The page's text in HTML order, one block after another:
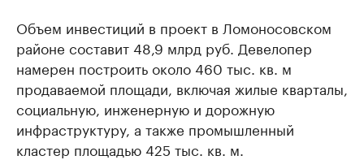
Объем инвестиций в проект в Ломоносовском
районе составит 48,9 млрд руб. Девелопер
намерен построить около 460 тыс. кв. м
продаваемой площади, включая жилые кварталы,
социальную, инженерную и дорожную
инфраструктуру, а также промышленный
кластер площадью 425 тыс. кв. м.